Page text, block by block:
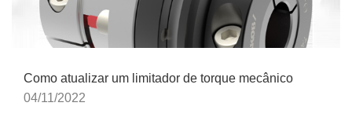
Como atualizar um limitador de torque mecânico
04/11/2022